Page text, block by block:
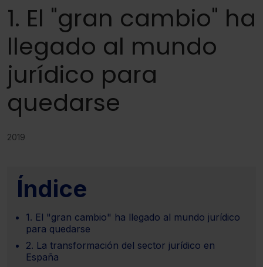
1. El "gran cambio" ha
llegado al mundo
jurídico para
quedarse
2019
Índice
1. El "gran cambio" ha llegado al mundo jurídico
para quedarse
2. La transformación del sector jurídico en
España